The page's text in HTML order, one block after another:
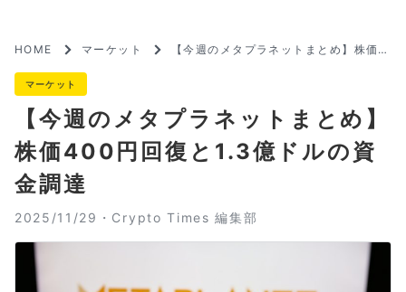
HOME マーケット
【今週のメタプラネットまとめ】株価4
マーケット
【今週のメタプラネットまとめ】
株価400円回復と1.3億ドルの資
金調達
2025/11/29・ Crypto Times 編集部